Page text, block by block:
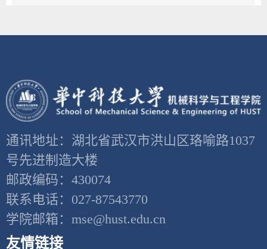
通讯地址：湖北省武汉市洪山区珞喻路1037
号先进制造大楼
邮政编码：430074
联系电话：027-87543770
学院邮箱：mse@hust.edu.cn
友情链接